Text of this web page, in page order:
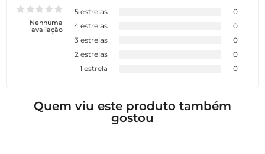
Nenhuma
avaliação
5 estrelas
0
4 estrelas
0
3 estrelas
0
2 estrelas
0
1 estrela
0
Quem viu este produto também
gostou